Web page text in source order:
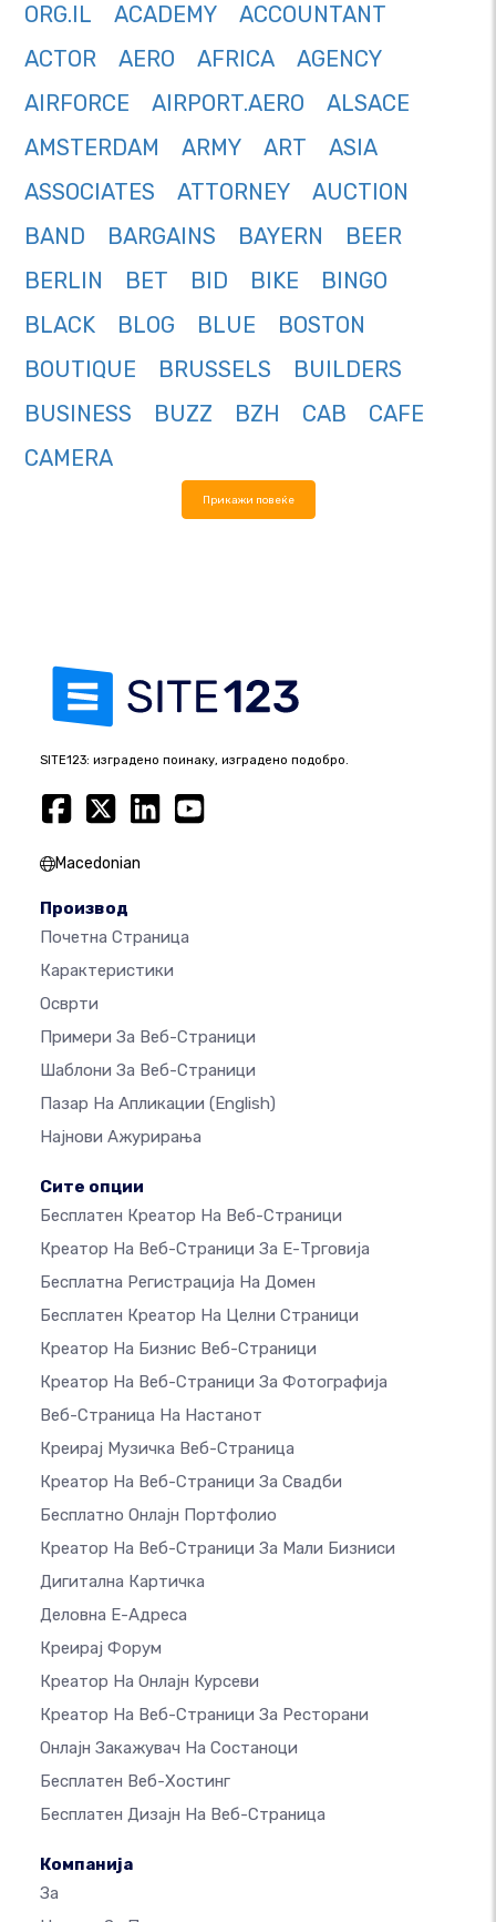
ORG.IL
ACADEMY
ACCOUNTANT
ACTOR
AERO AFRICA
AGENCY
AIRFORCE
AIRPORT.AERO
ALSACE
AMSTERDAM
ARMY ART
ASIA
ASSOCIATES
ATTORNEY
AUCTION
BAND
BARGAINS BAYERN
BEER
BERLIN
BET BID BIKE
BINGO
BLACK
BLOG BLUE
BOSTON
BOUTIQUE
BRUSSELS
BUILDERS
BUSINESS
BUZZ BZH CAB
CAFE
CAMERA
Прикажи повеќе
SITE123: изградено поинаку, изградено подобро.
Macedonian
Производ
Почетна Страница
Карактеристики
Осврти
Примери За Веб-Страници
Шаблони За Веб-Страници
Пазар На Апликации (English)
Најнови Ажурирања
Сите опции
Бесплатен Креатор На Веб-Страници
Креатор На Веб-Страници За Е-Трговија
Бесплатна Регистрација На Домен
Бесплатен Креатор На Целни Страници
Креатор На Бизнис Веб-Страници
Креатор На Веб-Страници За Фотографија
Веб-Страница На Настанот
Креирај Музичка Веб-Страница
Креатор На Веб-Страници За Свадби
Бесплатно Онлајн Портфолио
Креатор На Веб-Страници За Мали Бизниси
Дигитална Картичка
Деловна Е-Адреса
Креирај Форум
Креатор На Онлајн Курсеви
Креатор На Веб-Страници За Ресторани
Онлајн Закажувач На Состаноци
Бесплатен Веб-Хостинг
Бесплатен Дизајн На Веб-Страница
Компанија
За